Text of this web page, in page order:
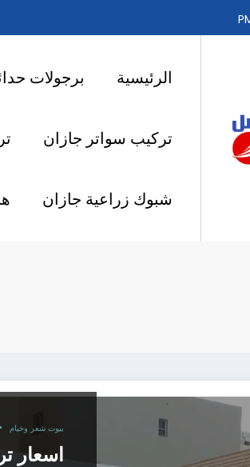
الرئيسية برجولات
تركيب سواتر جازان
شبوك زراعية جازان
بيوت شعر وخيام
اسعار